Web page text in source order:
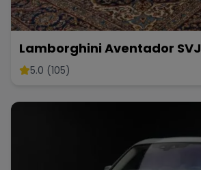
Lamborghini Aventador SVJ
Roadster 01 di 800 Mieten
5.0 (105)